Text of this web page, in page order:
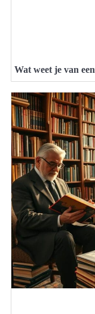
Wat weet je van